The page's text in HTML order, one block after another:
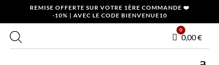
REMISE OFFERTE SUR VOTRE 1ÈRE COMMANDE ❤️
-10% | AVEC LE CODE BIENVENUE10
Panier
0
0,00€